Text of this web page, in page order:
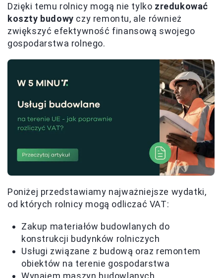
Dzięki temu rolnicy mogą nie tylko zredukować
koszty budowy czy remontu, ale również
zwiększyć efektywność finansową swojego
gospodarstwa rolnego.
Poniżej przedstawiamy najważniejsze wydatki,
od których rolnicy mogą odliczać VAT:
Zakup materiałów budowlanych do
konstrukcji budynków rolniczych
Usługi związane z budową oraz remontem
obiektów na terenie gospodarstwa
Wynajem maszyn budowlanych